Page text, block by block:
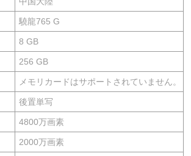
驍龍765 G
8 GB
256 GB
メモリカードはサポートされていません。
後置単写
4800万画素
2000万画素